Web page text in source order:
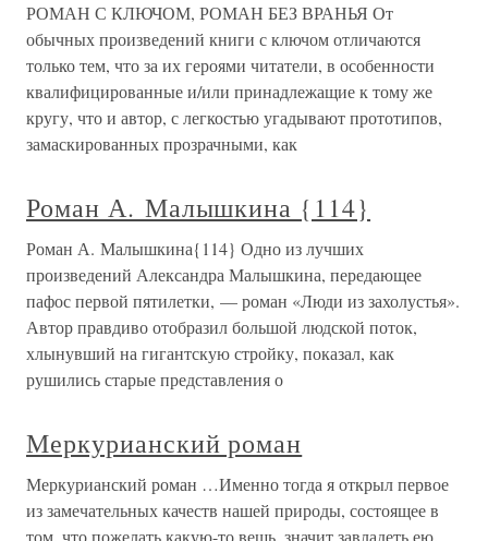
РОМАН С КЛЮЧОМ, РОМАН БЕЗ ВРАНЬЯ От
обычных произведений книги с ключом отличаются
только тем, что за их героями читатели, в особенности
квалифицированные и/или принадлежащие к тому же
кругу, что и автор, с легкостью угадывают прототипов,
замаскированных прозрачными, как
Роман А. Малышкина {114}
Роман А. Малышкина{114} Одно из лучших
произведений Александра Малышкина, передающее
пафос первой пятилетки, — роман «Люди из захолустья».
Автор правдиво отобразил большой людской поток,
хлынувший на гигантскую стройку, показал, как
рушились старые представления о
Меркурианский роман
Меркурианский роман …Именно тогда я открыл первое
из замечательных качеств нашей природы, состоящее в